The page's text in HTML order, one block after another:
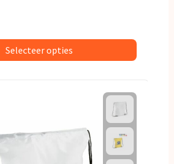
Selecteer opties